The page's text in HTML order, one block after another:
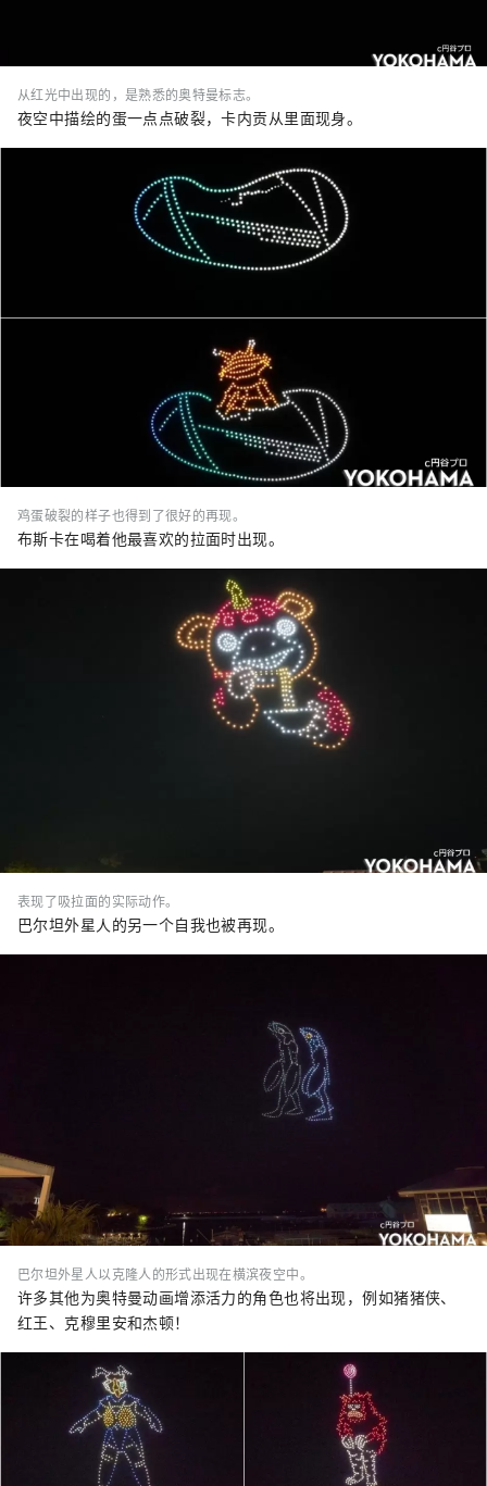
从红光中出现的，是熟悉的奥特曼标志。
夜空中描绘的蛋一点点破裂，卡内贡从里面现身。
鸡蛋破裂的样子也得到了很好的再现。
布斯卡在喝着他最喜欢的拉面时出现。
表现了吸拉面的实际动作。
巴尔坦外星人的另一个自我也被再现。
巴尔坦外星人以克隆人的形式出现在横滨夜空中。
许多其他为奥特曼动画增添活力的角色也将出现，例如猪猪侠、
红王、克穆里安和杰顿！